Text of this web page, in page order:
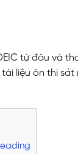
từ đâu và
liệu ôn thi